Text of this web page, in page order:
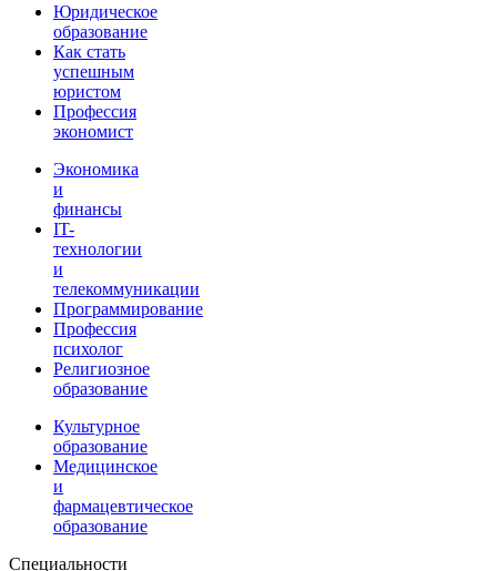
Юридическое
образование
Как стать
успешным
юристом
Профессия
экономист
Экономика
и
финансы
IT-
технологии
и
телекоммуникации
Программирование
Профессия
психолог
Религиозное
образование
Культурное
образование
Медицинское
и
фармацевтическое
образование
Специальности